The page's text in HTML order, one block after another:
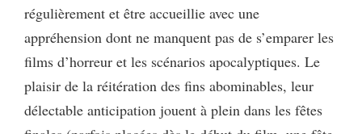
régulièrement et être accueillie avec une
appréhension dont ne manquent pas de s’emparer les
films d’horreur et les scénarios apocalyptiques. Le
plaisir de la réitération des fins abominables, leur
délectable anticipation jouent à plein dans les fêtes